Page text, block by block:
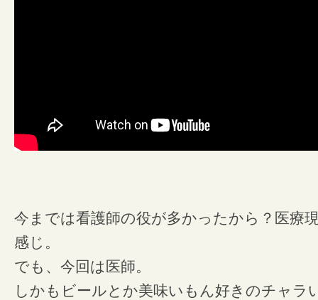
今までは看護師の役が多かったから？医療
感じ。
でも、今回は医師。
しかもビールとか美味いもん好きのチャラ